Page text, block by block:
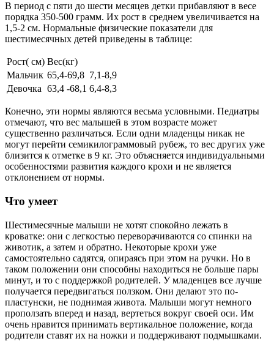
В период с пяти до шести месяцев детки прибавляют в весе
порядка 350-500 грамм. Их рост в среднем увеличивается на
1,5-2 см. Нормальные физические показатели для
шестимесячных детей приведены в таблице:
Рост( см) Вес(кг)
Мальчик 65,4-69,8 7,1-8,9
Девочка 63,4 -68,1 6,4-8,3
Конечно, эти нормы являются весьма условными. Педиатры
отмечают, что вес малышей в этом возрасте может
существенно различаться. Если одни младенцы никак не
могут перейти семикилограммовый рубеж, то вес других уже
близится к отметке в 9 кг. Это объясняется индивидуальными
особенностями развития каждого крохи и не является
отклонением от нормы.
Что умеет
Шестимесячные малыши не хотят спокойно лежать в
кроватке: они с легкостью переворачиваются со спинки на
животик, а затем и обратно. Некоторые крохи уже
самостоятельно садятся, опираясь при этом на ручки. Но в
таком положении они способны находиться не больше пары
минут, и то с поддержкой родителей. У младенцев все лучше
получается передвигаться ползком. Они делают это по-
пластунски, не поднимая живота. Малыши могут немного
проползать вперед и назад, вертеться вокруг своей оси. Им
очень нравится принимать вертикальное положение, когда
родители ставят их на ножки и поддерживают подмышками.